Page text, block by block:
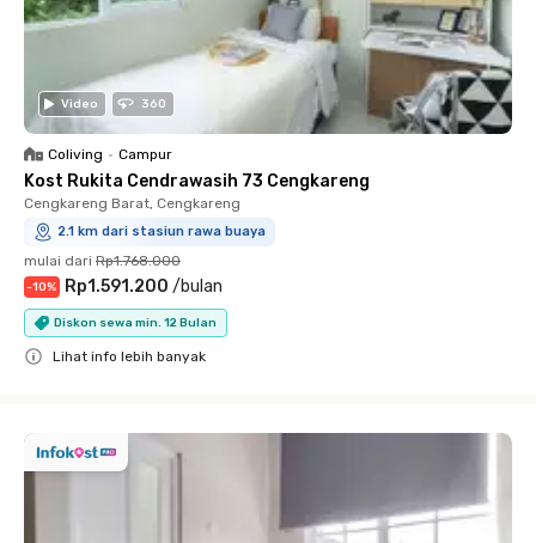
Video 360
Coliving • Campur
Kost Rukita Cendrawasih 73 Cengkareng
Cengkareng Barat, Cengkareng
2.1 km dari stasiun rawa buaya
mulai dari Rp1.768.000
-10% Rp1.591.200 /bulan
Diskon sewa min. 12 Bulan
Lihat info lebih banyak